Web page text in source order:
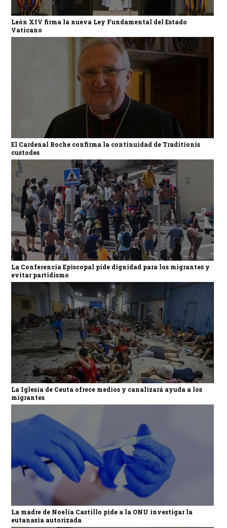
León XIV firma la nueva Ley Fundamental del Estado
Vaticano
El Cardenal Roche confirma la continuidad de Traditionis
custodes
La Conferencia Episcopal pide dignidad para los migrantes y
evitar partidismo
La Iglesia de Ceuta ofrece medios y canalizará ayuda a los
migrantes
La madre de Noelia Castillo pide a la ONU investigar la
eutanasia autorizada